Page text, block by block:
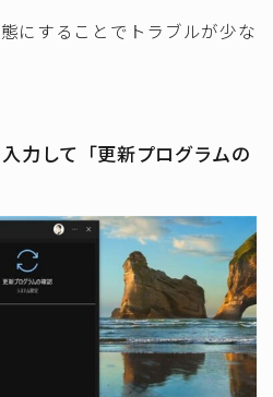
にすることでトラブルが少な
力して「更新プログラムの